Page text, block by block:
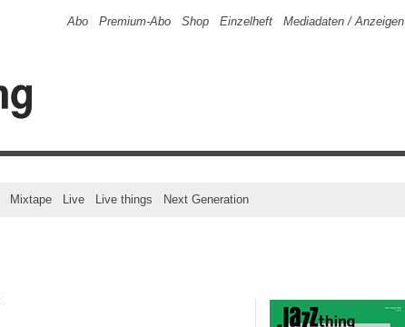
Abo Premium-Abo Shop Einzelheft Mediadaten / Anzeigen
Mixtape Live Live things Next Generation